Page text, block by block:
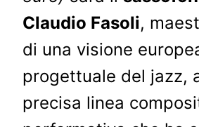
Claudio Fasoli,
di una visione
progettuale del jazz,
precisa linea